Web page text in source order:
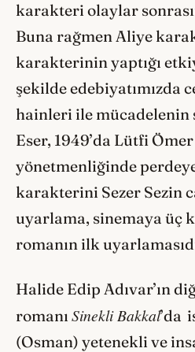
karakteri olaylar
Buna rağmen Aliye
karakterinin yaptığı
şekilde edebiyatımızda
hainleri ile mücadelenin
Eser, 1949’da Lütfi
yönetmenliğinde
karakterini Sezer Sezin
uyarlama, sinemaya üç
romanın ilk
Halide Edip Adıvar’ın
romanı Sinekli Bakkal’da
(Osman) yetenekli ve